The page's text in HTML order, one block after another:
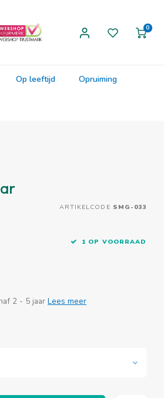
0
Op leeftijd Opruiming
ARTIKELCODE SMG-033
1 OP VOORRAAD
2 - 5 jaar Lees meer